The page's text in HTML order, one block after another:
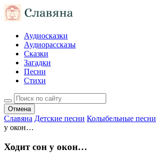
Аудиосказки
Аудиорассказы
Сказки
Загадки
Песни
Стихи
Отмена
Славяна Детские песни Колыбельные песни
у окон…
Ходит сон у окон…